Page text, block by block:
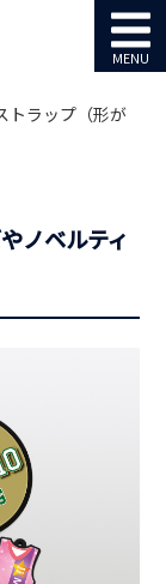
トラップ（形が
MENU
ノベルティ